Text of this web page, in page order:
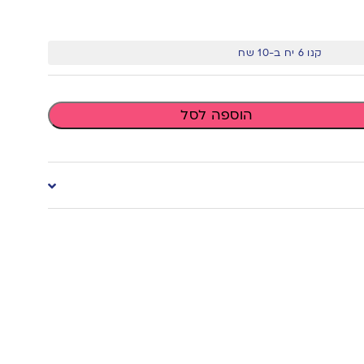
קנו 6 יח ב-10 שח
הוספה לסל